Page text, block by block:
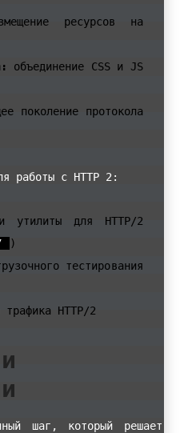
ресурсов на
объединение CSS и JS
поколение протокола
работы с HTTP 2:
утилиты для HTTP/2
)
тестирования
HTTP/2
шаг, который решает